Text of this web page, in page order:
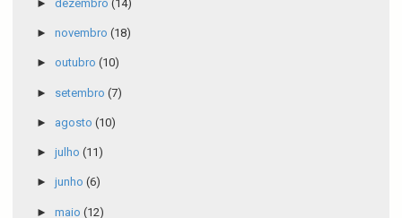
► dezembro (14)
► novembro (18)
► outubro (10)
► setembro (7)
► agosto (10)
► julho (11)
► junho (6)
► maio (12)